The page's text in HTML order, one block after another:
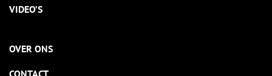
VIDEO’S
OVER ONS